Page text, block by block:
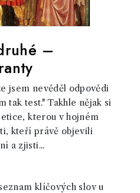
–
jsem nevěděl odpovědi
tak test." Takhle nějak si
kterou v hojném
kteří právě objevili
a zjisti...
klíčových slov u